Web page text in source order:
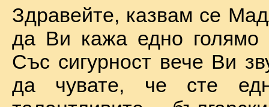
Здравейте, казвам се
да Ви кажа едно голямо
Със сигурност вече Ви
да чувате, че сте